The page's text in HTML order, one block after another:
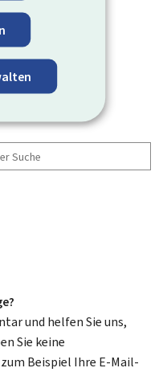
haben?
und helfen Sie uns,
Sie keine
Beispiel Ihre E-Mail-